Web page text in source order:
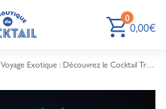
0
0,00€
Voyage Exotique : Découvrez le Cocktail Tropical aux Baies de Goji et Rhum Épicé